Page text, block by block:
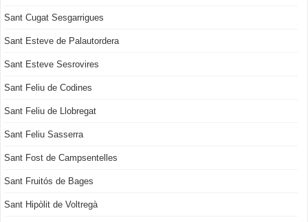
Sant Cugat Sesgarrigues
Sant Esteve de Palautordera
Sant Esteve Sesrovires
Sant Feliu de Codines
Sant Feliu de Llobregat
Sant Feliu Sasserra
Sant Fost de Campsentelles
Sant Fruitós de Bages
Sant Hipòlit de Voltregà